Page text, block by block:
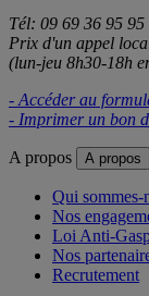
Tél: 09 69 36 95 95
Prix d'un appel
(lun-jeu 8h30-18h
- Accéder au
- Imprimer un bon
A propos A propos
Qui sommes-
Nos
Loi Anti-
Nos
Recrutement